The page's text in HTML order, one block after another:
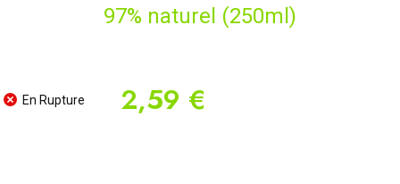
97% naturel (250ml)
En Rupture 2,59 €